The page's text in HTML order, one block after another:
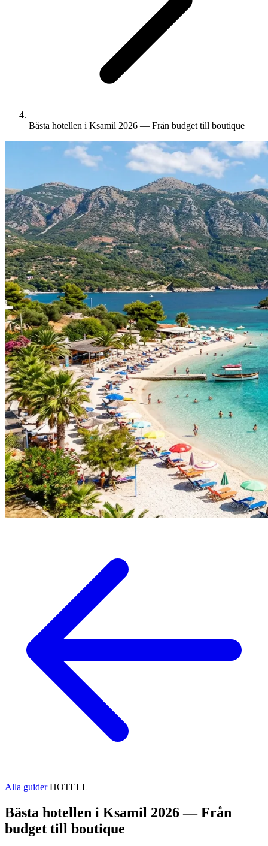
Bästa hotellen i Ksamil 2026 — Från budget till boutique
Alla guiderHOTELL
Bästa hotellen i Ksamil 2026 — Från
budget till boutique